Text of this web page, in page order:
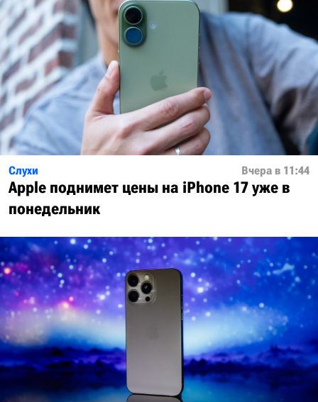
Слухи Вчера в 11:44
Apple поднимет цены на iPhone 17 уже в
понедельник